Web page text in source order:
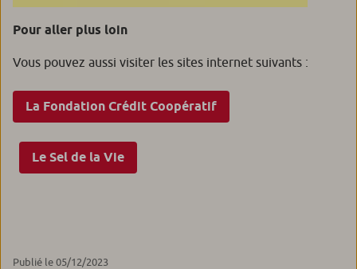
Pour aller plus loin
Vous pouvez aussi visiter les sites internet suivants :
La Fondation Crédit Coopératif
Le Sel de la Vie
Publié le 05/12/2023